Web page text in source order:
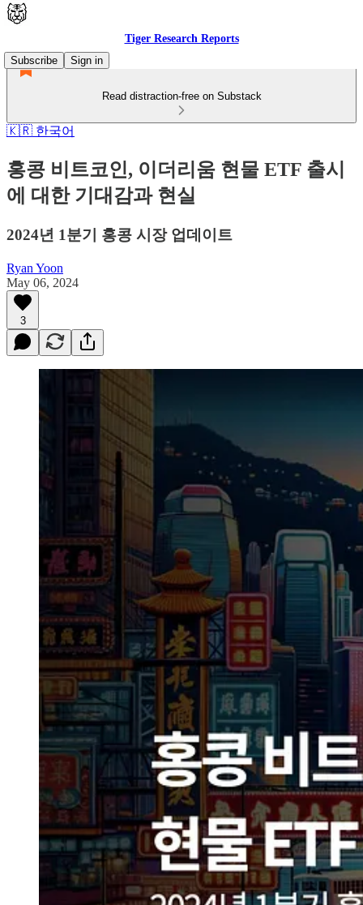
Tiger Research Reports
Subscribe
Sign in
Read distraction-free on Substack
🇰🇷 한국어
홍콩 비트코인, 이더리움 현물 ETF 출시
에 대한 기대감과 현실
2024년 1분기 홍콩 시장 업데이트
Ryan Yoon
May 06, 2024
3